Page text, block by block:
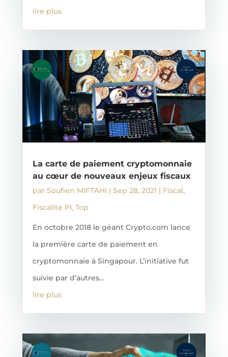
lire plus
La carte de paiement cryptomonnaie
au cœur de nouveaux enjeux fiscaux
par Soufien MIFTAHI | Sep 28, 2021 | Fiscal,
Fiscalité PI, Top
En octobre 2018 le géant Crypto.com lance
la première carte de paiement en
cryptomonnaie à Singapour. L’initiative fut
suivie par d’autres...
lire plus